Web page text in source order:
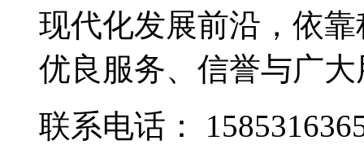
现代化发展前沿，依
优良服务、信誉与广
联系电话：